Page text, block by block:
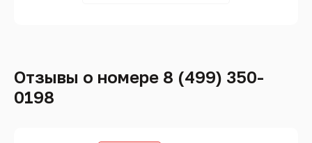
Отзывы о номере 8 (499) 350-
0198